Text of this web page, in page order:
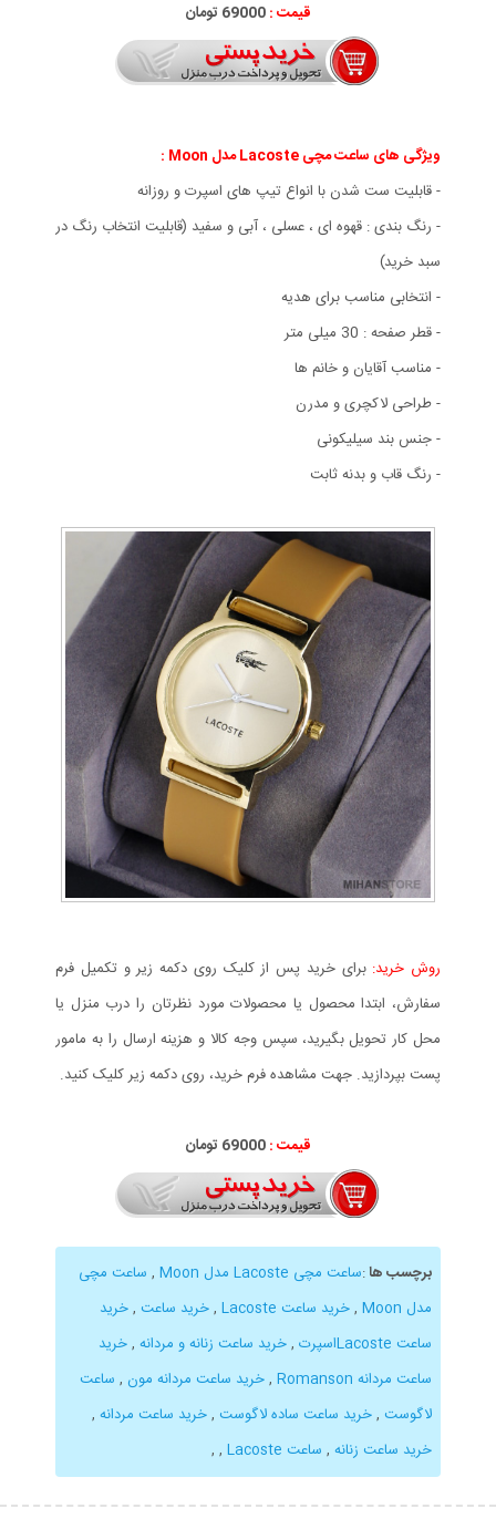
قیمت :69000 تومان
ویژگی های ساعت مچی Lacoste مدل Moon :
- قابلیت ست شدن با انواع تیپ های اسپرت و روزانه
- رنگ بندی : قهوه ای ، عسلی ، آبی و سفید (قابلیت انتخاب رنگ در
سبد خرید)
- انتخابی مناسب برای هدیه
- قطر صفحه : 30 میلی متر
- مناسب آقایان و خانم ها
- طراحی لاکچری و مدرن
- جنس بند سیلیکونی
- رنگ قاب و بدنه ثابت
روش خرید: برای خرید پس از کلیک روی دکمه زیر و تکمیل فرم
سفارش، ابتدا محصول یا محصولات مورد نظرتان را درب منزل یا
محل کار تحویل بگیرید، سپس وجه کالا و هزینه ارسال را به مامور
پست بپردازید. جهت مشاهده فرم خرید، روی دکمه زیر کلیک کنید.
قیمت :69000 تومان
برچسب ها:ساعت مچی Lacoste مدل Moon , ساعت مچی
مدل Moon
,خرید ساعت Lacoste ,خرید ساعت ,خرید
ساعت Lacosteاسپرت
,خرید ساعت زنانه و مردانه ,خرید
ساعت مردانه Romanson
,خرید ساعت مردانه مون , ساعت
لاگوست ,خرید ساعت ساده لاگوست ,خرید ساعت مردانه ,
خرید ساعت زنانه , ساعت Lacoste ,
,